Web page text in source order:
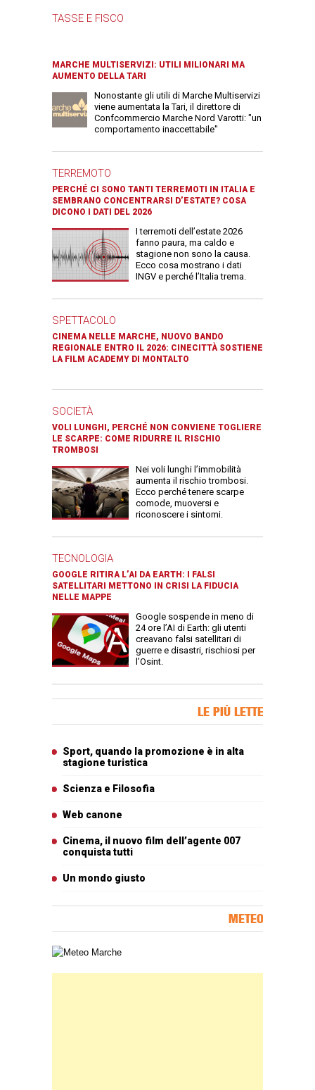
TASSE E FISCO
MARCHE MULTISERVIZI: UTILI MILIONARI MA
AUMENTO DELLA TARI
Nonostante gli utili di Marche Multiservizi
viene aumentata la Tari, il direttore di
Confcommercio Marche Nord Varotti: "un
comportamento inaccettabile"
TERREMOTO
PERCHÉ CI SONO TANTI TERREMOTI IN ITALIA E
SEMBRANO CONCENTRARSI D’ESTATE? COSA
DICONO I DATI DEL 2026
I terremoti dell’estate 2026
fanno paura, ma caldo e
stagione non sono la causa.
Ecco cosa mostrano i dati
INGV e perché l’Italia trema.
SPETTACOLO
CINEMA NELLE MARCHE, NUOVO BANDO
REGIONALE ENTRO IL 2026: CINECITTÀ SOSTIENE
LA FILM ACADEMY DI MONTALTO
SOCIETÀ
VOLI LUNGHI, PERCHÉ NON CONVIENE TOGLIERE
LE SCARPE: COME RIDURRE IL RISCHIO
TROMBOSI
Nei voli lunghi l’immobilità
aumenta il rischio trombosi.
Ecco perché tenere scarpe
comode, muoversi e
riconoscere i sintomi.
TECNOLOGIA
GOOGLE RITIRA L’AI DA EARTH: I FALSI
SATELLITARI METTONO IN CRISI LA FIDUCIA
NELLE MAPPE
Google sospende in meno di
24 ore l’AI di Earth: gli utenti
creavano falsi satellitari di
guerre e disastri, rischiosi per
l’Osint.
LE PIÙ LETTE
Sport, quando la promozione è in alta
stagione turistica
Scienza e Filosofia
Web canone
Cinema, il nuovo film dell’agente 007
conquista tutti
Un mondo giusto
METEO
Carta meteorologica delle Marche